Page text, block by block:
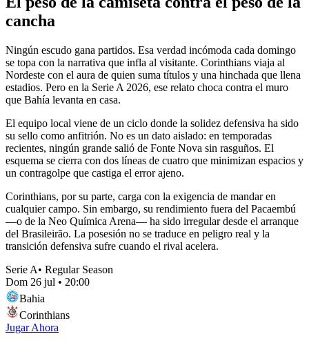
cancha
Ningún escudo gana partidos. Esa verdad incómoda cada domingo
se topa con la narrativa que infla al visitante. Corinthians viaja al
Nordeste con el aura de quien suma títulos y una hinchada que llena
estadios. Pero en la Serie A 2026, ese relato choca contra el muro
que Bahía levanta en casa.
El equipo local viene de un ciclo donde la solidez defensiva ha sido
su sello como anfitrión. No es un dato aislado: en temporadas
recientes, ningún grande salió de Fonte Nova sin rasguños. El
esquema se cierra con dos líneas de cuatro que minimizan espacios y
un contragolpe que castiga el error ajeno.
Corinthians, por su parte, carga con la exigencia de mandar en
cualquier campo. Sin embargo, su rendimiento fuera del Pacaembú
—o de la Neo Química Arena— ha sido irregular desde el arranque
del Brasileirão. La posesión no se traduce en peligro real y la
transición defensiva sufre cuando el rival acelera.
Serie A• Regular Season
Dom 26 jul • 20:00
Bahia
Corinthians
Jugar Ahora